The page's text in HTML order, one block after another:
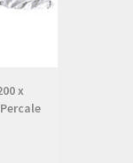
x